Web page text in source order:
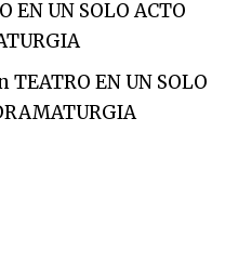
EN UN SOLO ACTO
TEATRO EN UN SOLO